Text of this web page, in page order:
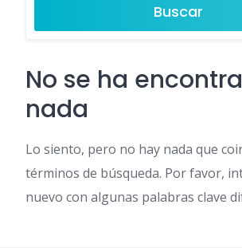
Buscar
No se ha
nada
Lo siento, pero no hay nada que
términos de búsqueda. Por favor,
nuevo con algunas palabras clave